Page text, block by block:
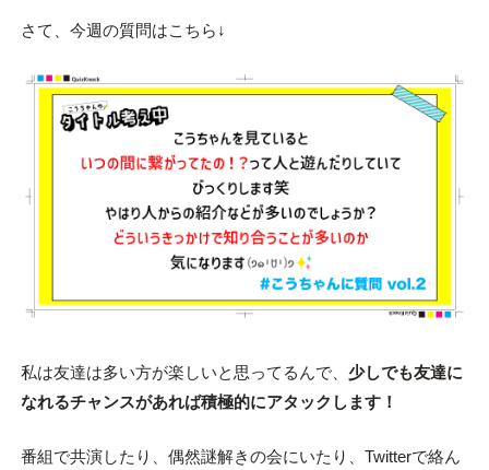
さて、今週の質問はこちら↓
私は友達は多い方が楽しいと思ってるんで、 少しでも友達に
なれるチャンスがあれば積極的にアタックします！
番組で共演したり、偶然謎解きの会にいたり、Twitterで絡ん